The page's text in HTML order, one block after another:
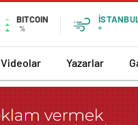
BITCOIN
%
°
Videolar Yazarlar